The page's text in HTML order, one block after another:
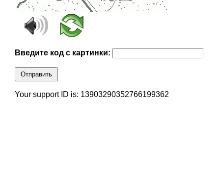
Введите код с картинки:
Отправить
Your support ID is: 13903290352766199362